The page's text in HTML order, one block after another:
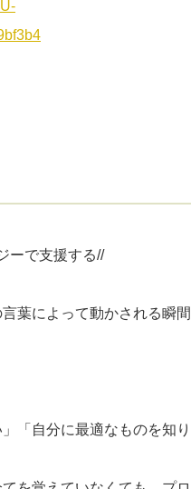
ーで支援する//
葉によって動かされる瞬間
「自分に最適なものを知り